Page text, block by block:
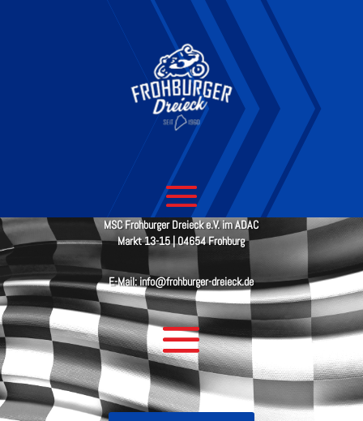
MSC Frohburger Dreieck e.V. im ADAC
Markt 13-15 | 04654 Frohburg
E-Mail: info@frohburger-dreieck.de